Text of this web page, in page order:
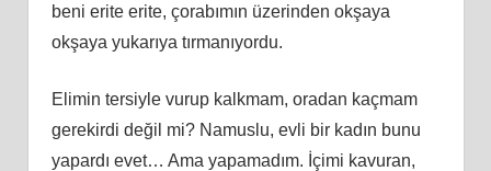
beni erite erite, çorabımın üzerinden okşaya
okşaya yukarıya tırmanıyordu.
Elimin tersiyle vurup kalkmam, oradan kaçmam
gerekirdi değil mi? Namuslu, evli bir kadın bunu
yapardı evet… Ama yapamadım. İçimi kavuran,